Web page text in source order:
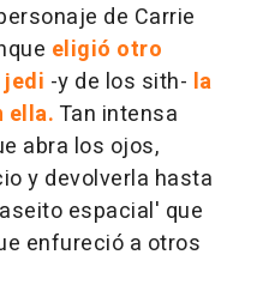
de Carrie
eligió otro
-y de los sith- la
ella. Tan intensa
abra los ojos,
y devolverla hasta
espacial' que
enfureció a otros